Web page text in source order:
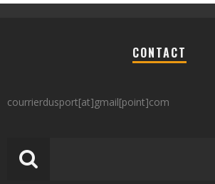
CONTACT
courrierdusport[at]gmail[point]com